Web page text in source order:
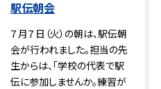
駅伝朝会
７月７日（火）の朝は、駅伝朝
会が行われました。担当の先
生からは、「学校の代表で駅
伝に参加しませんか。練習が